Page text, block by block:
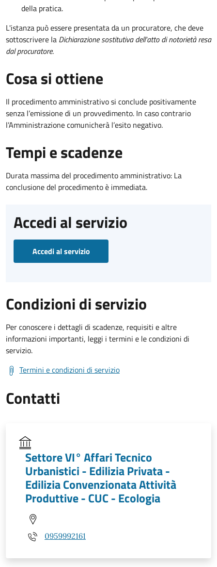
della pratica.
L'istanza può essere presentata da un procuratore, che deve
sottoscrivere la Dichiarazione sostitutiva dell'atto di notorietà resa
dal procuratore.
Cosa si ottiene
Il procedimento amministrativo si conclude positivamente
senza l’emissione di un provvedimento. In caso contrario
l’Amministrazione comunicherà l’esito negativo.
Tempi e scadenze
Durata massima del procedimento amministrativo: La
conclusione del procedimento è immediata.
Accedi al servizio
Accedi al servizio
Condizioni di servizio
Per conoscere i dettagli di scadenze, requisiti e altre
informazioni importanti, leggi i termini e le condizioni di
servizio.
Termini e condizioni di servizio
Contatti
Settore VI° Affari Tecnico
Urbanistici - Edilizia Privata -
Edilizia Convenzionata Attività
Produttive - CUC - Ecologia
0959992161